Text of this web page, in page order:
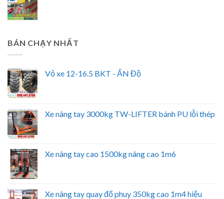
BÁN CHẠY NHẤT
Vỏ xe 12-16.5 BKT - ẤN Độ
Xe nâng tay 3000kg TW-LIFTER bánh PU lỗi thép
Xe nâng tay cao 1500kg nâng cao 1m6
Xe nâng tay quay đổ phuy 350kg cao 1m4 hiệu